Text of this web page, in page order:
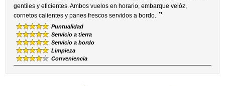
gentiles y eficientes. Ambos vuelos en horario, embarque velóz,
cornetos calientes y panes frescos servidos a bordo. ”
Puntualidad
Servicio a tierra
Servicio a bordo
Limpieza
Conveniencia